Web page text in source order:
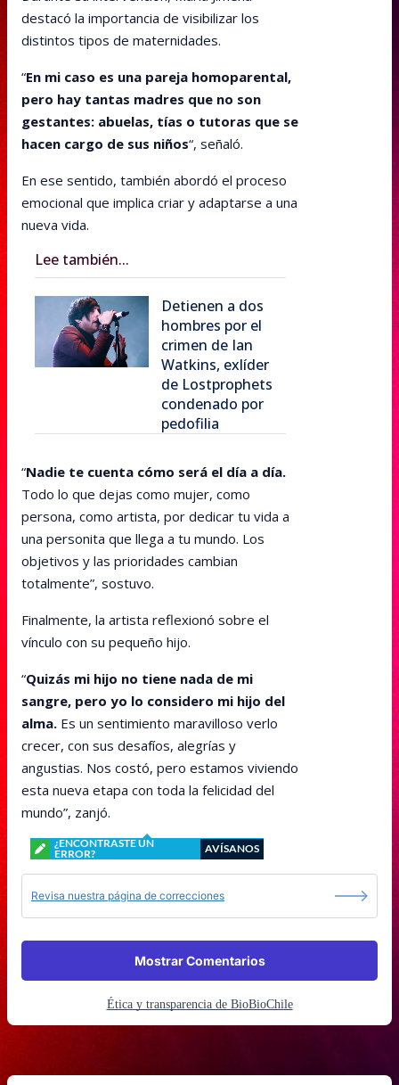
destacó la importancia de visibilizar los
distintos tipos de maternidades.
“En mi caso es una pareja homoparental,
pero hay tantas madres que no son
gestantes: abuelas, tías o tutoras que se
hacen cargo de sus niños“, señaló.
En ese sentido, también abordó el proceso
emocional que implica criar y adaptarse a una
nueva vida.
Lee también...
Detienen a dos
hombres por el
crimen de Ian
Watkins, exlíder
de Lostprophets
condenado por
pedofilia
“Nadie te cuenta cómo será el día a día.
Todo lo que dejas como mujer, como
persona, como artista, por dedicar tu vida a
una personita que llega a tu mundo. Los
objetivos y las prioridades cambian
totalmente”, sostuvo.
Finalmente, la artista reflexionó sobre el
vínculo con su pequeño hijo.
“Quizás mi hijo no tiene nada de mi
sangre, pero yo lo considero mi hijo del
alma. Es un sentimiento maravilloso verlo
crecer, con sus desafíos, alegrías y
angustias. Nos costó, pero estamos viviendo
esta nueva etapa con toda la felicidad del
mundo”, zanjó.
¿ENCONTRASTE UN
ERROR?
AVÍSANOS
Revisa nuestra página de correcciones
Mostrar Comentarios
Ética y transparencia de BioBioChile